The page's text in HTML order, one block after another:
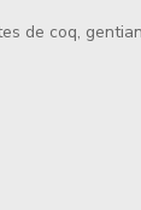
coq,